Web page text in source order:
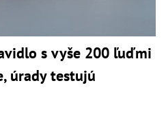
s vyše 200 ľuďmi
úrady testujú